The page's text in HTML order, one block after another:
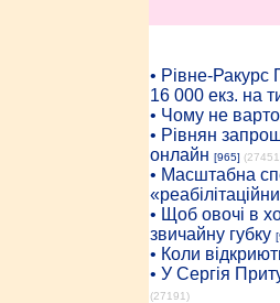
• Рiвне-Ракурс
16 000 екз. на
• Чому не варто
• Рівнян
онлайн [965]
• Масштабна
• Щоб овочі в
звичайну губку
• Коли
• У Сергія
(27191)